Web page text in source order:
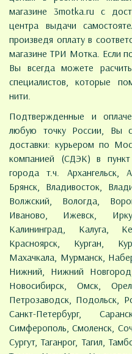
магазине 3motka.ru с
центра выдачи
произведя оплату в
магазине ТРИ Мотка. Если
Вы всегда можете
специалистов, которые
нити.
Подтвержденные и
любую точку России, Вы
доставки: курьером по
компанией (СДЭК) в
города т.ч. Архангельск,
Брянск, Владивосток,
Волжский, Вологда,
Иваново, Ижевск,
Калининград, Калуга,
Красноярск, Курган,
Махачкала, Мурманск,
Нижний, Нижний
Новосибирск, Омск,
Петрозаводск, Подольск,
Санкт-Петербург,
Симферополь, Смоленск,
Сургут, Таганрог, Тагил,